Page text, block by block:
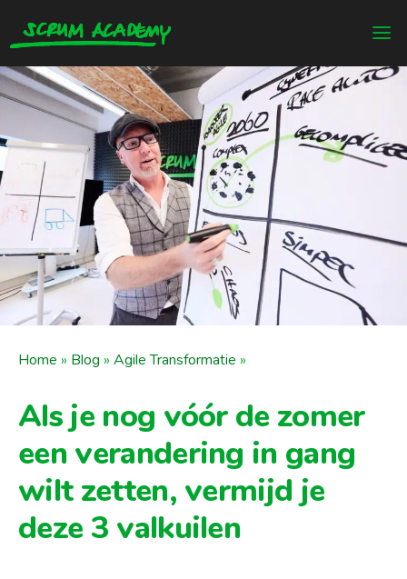
Home » Blog » Agile Transformatie »
Als je nog vóór de zomer
een verandering in gang
wilt zetten, vermijd je
deze 3 valkuilen